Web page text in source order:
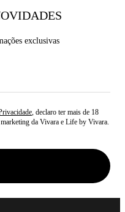
exclusivas
, declaro ter mais de 18
da Vivara e Life by Vivara.